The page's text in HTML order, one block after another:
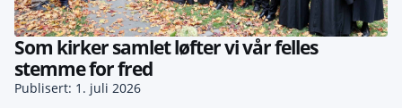
Som kirker samlet løfter vi vår felles
stemme for fred
Publisert: 1. juli 2026